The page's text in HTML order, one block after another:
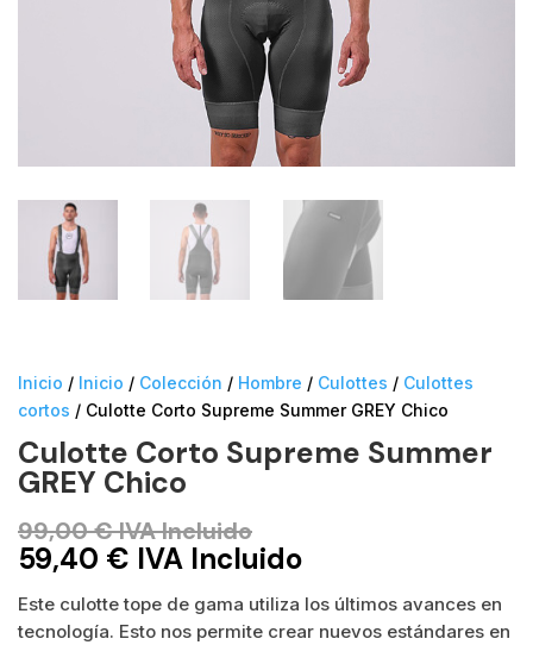
Inicio / Inicio / Colección / Hombre / Culottes / Culottes
cortos / Culotte Corto Supreme Summer GREY Chico
Culotte Corto Supreme Summer
GREY Chico
99,00€IVA Incluido
59,40 € IVA Incluido
Este culotte tope de gama utiliza los últimos avances en
tecnología. Esto nos permite crear nuevos estándares en